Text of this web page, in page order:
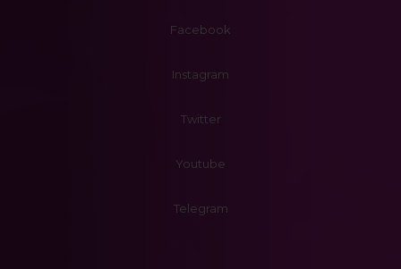
Facebook
Instagram
Twitter
Youtube
Telegram